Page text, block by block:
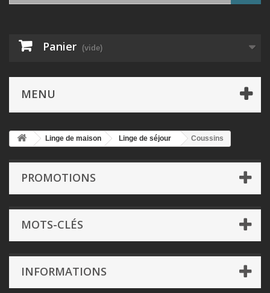
Panier (vide)
MENU
Linge de maison Linge de séjour Coussins
PROMOTIONS
MOTS-CLÉS
INFORMATIONS